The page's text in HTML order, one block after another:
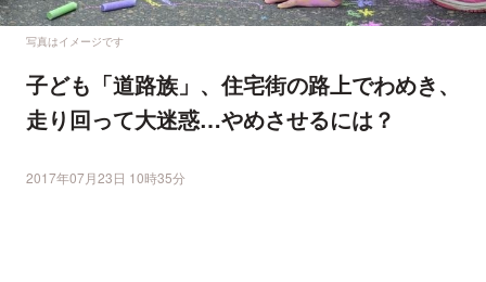
写真はイメージです
子ども「道路族」、住宅街の路上でわめき、
走り回って大迷惑…やめさせるには？
2017年07月23日 10時35分